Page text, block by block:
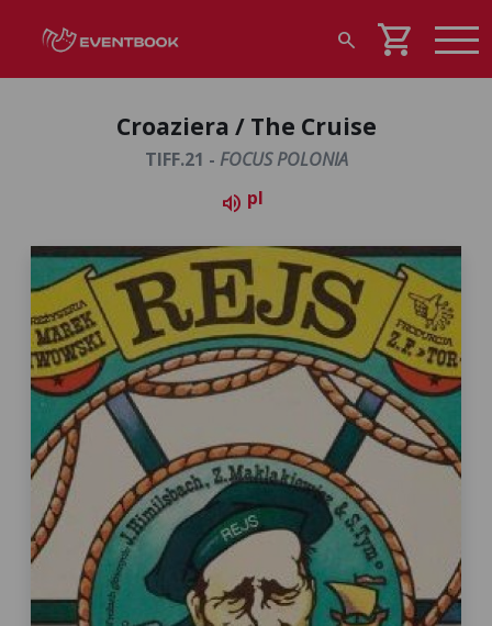
search shopping_cart
Croaziera / The Cruise
TIFF.21 - FOCUS POLONIA
volume_up pl